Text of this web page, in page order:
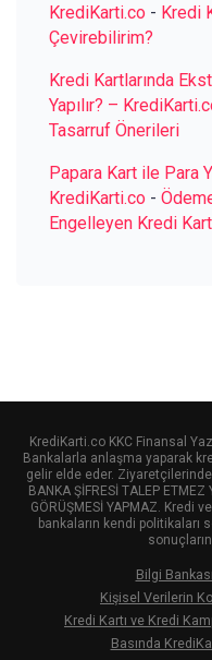
KrediKarti.co - Kredi
Çevirebilirim?
Kredi Kartlarında
Yapılır? –
Tasarruf Önerileri
Papara Kart ile Para
KrediKarti.co -
Engelleyen Kredi
KrediKarti.co KKC Finansal
Bankalarla anlaşma yaparak
gelir elde eder.
BANKA ŞİFRESİ TALEP ETMEZ
GÖRÜŞMESİ YAPMAZ. Kredi
bankaların kendi politikaları
Bilgi Bankası
Kişisel Verilerin
Kredi Kartı ve Kredi
Basında